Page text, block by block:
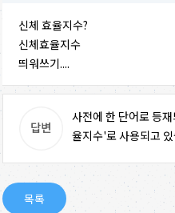
신체 효율지수?
신체효율지수
띄워쓰기....
사전에 한 단어로 등
율지수'로 사용되고